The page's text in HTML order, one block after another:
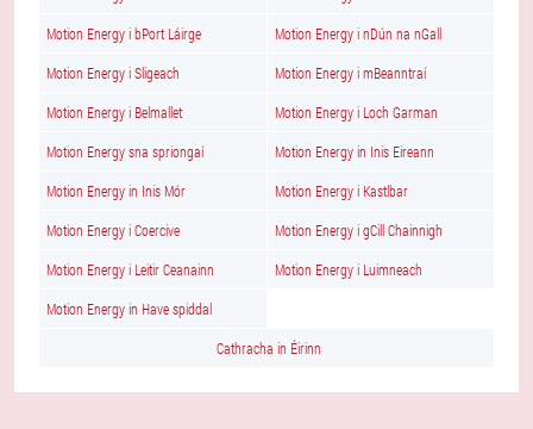
Motion Energy i bPort Láirge Motion Energy i nDún na nGall
Motion Energy i Sligeach Motion Energy i mBeanntraí
Motion Energy i Belmallet Motion Energy i Loch Garman
Motion Energy sna spriongaí Motion Energy in Inis Eireann
Motion Energy in Inis Mór Motion Energy i Kastlbar
Motion Energy i Coercive Motion Energy i gCill Chainnigh
Motion Energy i Leitir Ceanainn Motion Energy i Luimneach
Motion Energy in Have spiddal
Cathracha in Éirinn